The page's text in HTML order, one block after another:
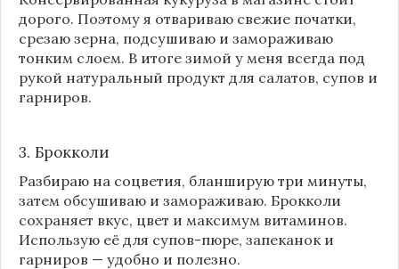
дорого. Поэтому я отвариваю свежие початки,
срезаю зерна, подсушиваю и замораживаю
тонким слоем. В итоге зимой у меня всегда под
рукой натуральный продукт для салатов, супов и
гарниров.
3. Брокколи
Разбираю на соцветия, бланширую три минуты,
затем обсушиваю и замораживаю. Брокколи
сохраняет вкус, цвет и максимум витаминов.
Использую её для супов-пюре, запеканок и
гарниров — удобно и полезно.